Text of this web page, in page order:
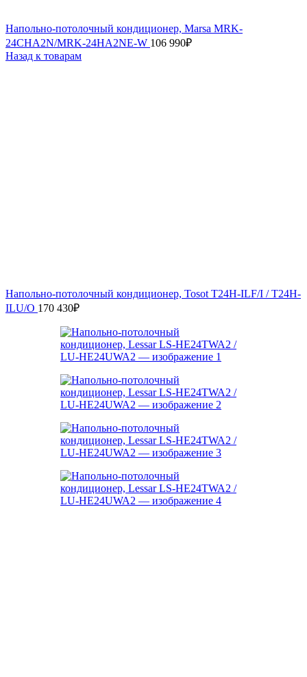
Напольно-потолочный кондиционер, Marsa MRK-
24СHA2N/MRK-24HA2NE-W 106 990₽
Назад к товарам
Напольно-потолочный кондиционер, Tosot T24H-ILF/I / T24H-
ILU/O 170 430₽